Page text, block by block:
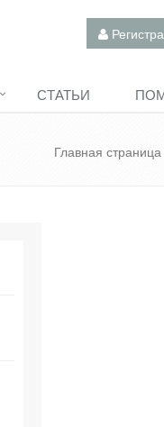
СТАТЬИ
Главная страница